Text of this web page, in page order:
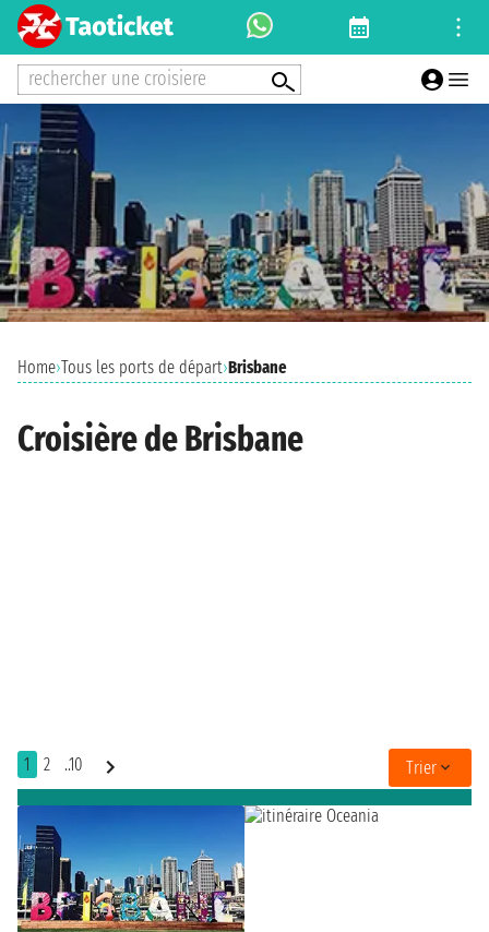
rechercher une croisiere
Home›Tous les ports de départ›Brisbane
Croisière de Brisbane
1 2 ..10 Trier